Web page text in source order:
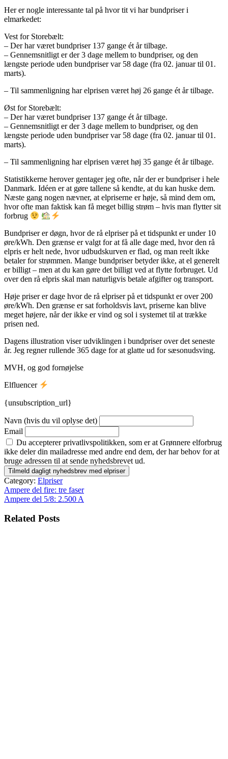
Her er nogle interessante tal på hvor tit vi har bundpriser i
elmarkedet:
Vest for Storebælt:
– Der har været bundpriser 137 gange ét år tilbage.
– Gennemsnitligt er der 3 dage mellem to bundpriser, og den
længste periode uden bundpriser var 58 dage (fra 02. januar til 01.
marts).
– Til sammenligning har elprisen været høj 26 gange ét år tilbage.
Øst for Storebælt:
– Der har været bundpriser 137 gange ét år tilbage.
– Gennemsnitligt er der 3 dage mellem to bundpriser, og den
længste periode uden bundpriser var 58 dage (fra 02. januar til 01.
marts).
– Til sammenligning har elprisen været høj 35 gange ét år tilbage.
Statistikkerne herover gentager jeg ofte, når der er bundpriser i hele
Danmark. Idéen er at gøre tallene så kendte, at du kan huske dem.
Næste gang nogen nævner, at elpriserne er høje, så mind dem om,
hvor ofte man faktisk kan få meget billig strøm – hvis man flytter sit
forbrug
Bundpriser er døgn, hvor de rå elpriser på et tidspunkt er under 10
øre/kWh. Den grænse er valgt for at få alle dage med, hvor den rå
elpris er helt nede, hvor udbudskurven er flad, og man reelt ikke
betaler for strømmen. Mange bundpriser betyder ikke, at el generelt
er billigt – men at du kan gøre det billigt ved at flytte forbruget. Ud
over den rå elpris skal man naturligvis betale afgifter og transport.
Høje priser er dage hvor de rå elpriser på et tidspunkt er over 200
øre/kWh. Den grænse er sat forholdsvis lavt, priserne kan blive
meget højere, når der ikke er vind og sol i systemet til at trække
prisen ned.
Dagens illustration viser udviklingen i bundpriser over det seneste
år. Jeg regner rullende 365 dage for at glatte ud for sæsonudsving.
MVH, og god fornøjelse
Elfluencer
{unsubscription_url}
Navn (hvis du vil oplyse det)
Email
Du accepterer privatlivspolitikken, som er at Grønnere elforbrug
ikke deler din mailadresse med andre end dem, der har behov for at
bruge adressen til at sende nyhedsbrevet ud.
Category: Elpriser
Indlægsnavigation
Ampere del fire: tre faser
Ampere del 5/8: 2.500 A
Related Posts